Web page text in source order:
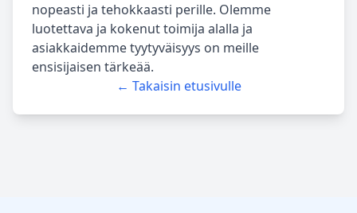
nopeasti ja tehokkaasti perille. Olemme
luotettava ja kokenut toimija alalla ja
asiakkaidemme tyytyväisyys on meille
ensisijaisen tärkeää.
← Takaisin etusivulle